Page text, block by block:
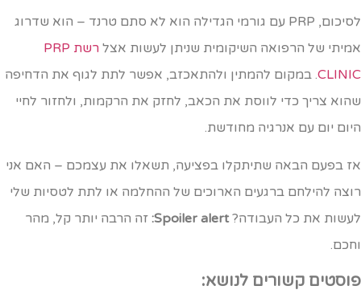
לסיכום, PRP עם גורמי הגדילה הוא לא סתם טרנד – הוא שדרוג
של הרפואה השיקומית שניתן לעשות אצל
רשת PRP
. במקום להמתין ולהתאכזב, אפשר לתת לגוף את הדחיפה
צריך כדי לווסת את הכאב, לחזק את הרקמות, ולחזור לחיי
יום עם אנרגיה מחודשת.
בפעם הבאה שתיתקלו בפציעה, תשאלו את עצמכם – האם אני
להילחם ברגעים הארוכים של ההחלמה או לתת לטסיות שלי
את כל העבודה?Spoiler alert:זה הרבה יותר קל, מהר
קשורים לנושא: